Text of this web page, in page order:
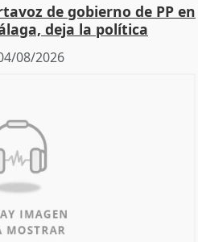
de gobierno de PP en
deja la política
08/2026